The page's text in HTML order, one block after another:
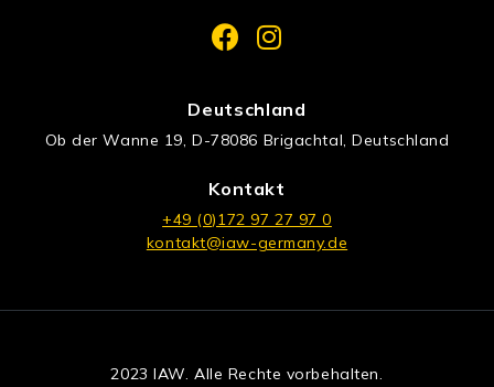
Deutschland
Ob der Wanne 19, D-78086 Brigachtal, Deutschland
Kontakt
+49 (0)172 97 27 97 0
kontakt@iaw-germany.de
2023 IAW. Alle Rechte vorbehalten.